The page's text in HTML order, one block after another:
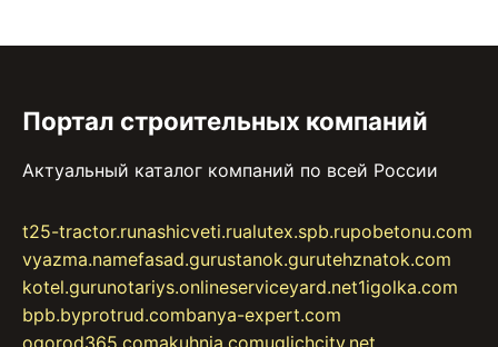
Портал строительных компаний
Актуальный каталог компаний по всей России
t25-tractor.runashicveti.rualutex.spb.rupobetonu.com
vyazma.namefasad.gurustanok.gurutehznatok.com
kotel.gurunotariys.onlineserviceyard.net1igolka.com
bpb.byprotrud.combanya-expert.com
ogorod365.comakuhnja.comuglichcity.net